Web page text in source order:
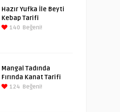
Hazır Yufka İle Beyti
Kebap Tarifi
140 Beğeni!
Mangal Tadında
Fırında Kanat Tarifi
124 Beğeni!